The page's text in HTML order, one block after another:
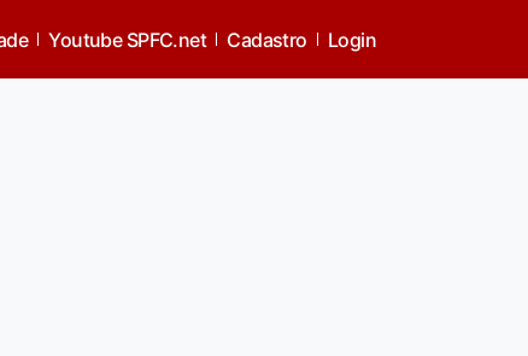
Youtube SPFC.net Cadastro Login